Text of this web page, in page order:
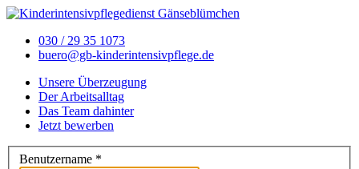
030 / 29 35 1073
buero@gb-kinderintensivpflege.de
Unsere Überzeugung
Der Arbeitsalltag
Das Team dahinter
Jetzt bewerben
Benutzername *